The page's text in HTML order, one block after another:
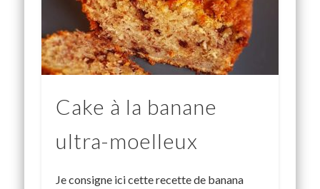
Cake à la banane
ultra-moelleux
Je consigne ici cette recette de banana